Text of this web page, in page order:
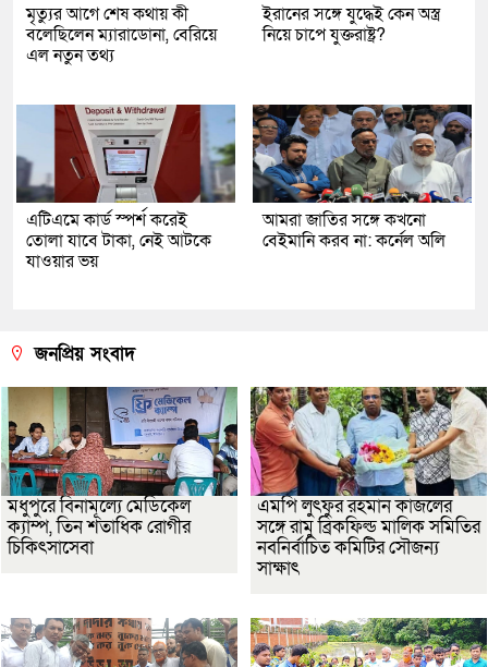
মৃত্যুর আগে শেষ কথায় কী
বলেছিলেন ম্যারাডোনা, বেরিয়ে
এল নতুন তথ্য
ইরানের সঙ্গে যুদ্ধেই কেন অস্ত্র
নিয়ে চাপে যুক্তরাষ্ট্র?
এটিএমে কার্ড স্পর্শ করেই
তোলা যাবে টাকা, নেই আটকে
যাওয়ার ভয়
আমরা জাতির সঙ্গে কখনো
বেইমানি করব না: কর্নেল অলি
জনপ্রিয় সংবাদ
মধুপুরে বিনামূল্যে মেডিকেল
ক্যাম্প, তিন শতাধিক রোগীর
চিকিৎসাসেবা
এমপি লুৎফুর রহমান কাজলের
সঙ্গে রামু ব্রিকফিল্ড মালিক সমিতির
নবনির্বাচিত কমিটির সৌজন্য
সাক্ষাৎ